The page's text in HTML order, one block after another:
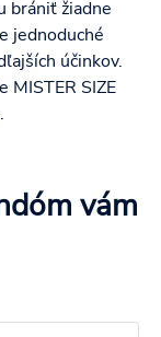
brániť žiadne
jednoduché
účinkov.
MISTER SIZE
vám